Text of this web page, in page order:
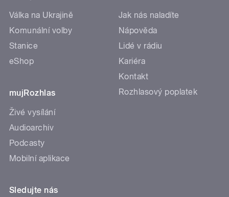
Válka na Ukrajině
Komunální volby
Stanice
eShop
mujRozhlas
Živé vysílání
Audioarchiv
Podcasty
Mobilní aplikace
Jak nás naladíte
Nápověda
Lidé v rádiu
Kariéra
Kontakt
Rozhlasový poplatek
Sledujte nás